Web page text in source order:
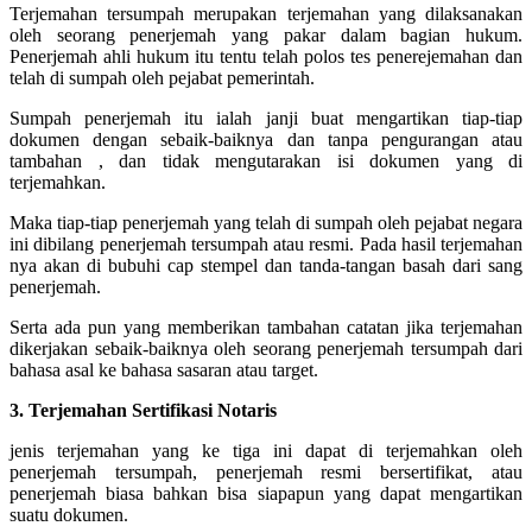
Terjemahan tersumpah merupakan terjemahan yang dilaksanakan
oleh seorang penerjemah yang pakar dalam bagian hukum.
Penerjemah ahli hukum itu tentu telah polos tes penerejemahan dan
telah di sumpah oleh pejabat pemerintah.
Sumpah penerjemah itu ialah janji buat mengartikan tiap-tiap
dokumen dengan sebaik-baiknya dan tanpa pengurangan atau
tambahan , dan tidak mengutarakan isi dokumen yang di
terjemahkan.
Maka tiap-tiap penerjemah yang telah di sumpah oleh pejabat negara
ini dibilang penerjemah tersumpah atau resmi. Pada hasil terjemahan
nya akan di bubuhi cap stempel dan tanda-tangan basah dari sang
penerjemah.
Serta ada pun yang memberikan tambahan catatan jika terjemahan
dikerjakan sebaik-baiknya oleh seorang penerjemah tersumpah dari
bahasa asal ke bahasa sasaran atau target.
3. Terjemahan Sertifikasi Notaris
jenis terjemahan yang ke tiga ini dapat di terjemahkan oleh
penerjemah tersumpah, penerjemah resmi bersertifikat, atau
penerjemah biasa bahkan bisa siapapun yang dapat mengartikan
suatu dokumen.